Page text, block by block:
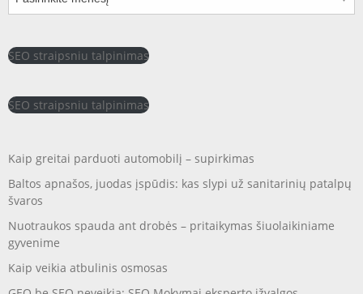
SEO straipsniu talpinimas
SEO straipsniu talpinimas
Kaip greitai parduoti automobilį – supirkimas
Baltos apnašos, juodas įspūdis: kas slypi už sanitarinių patalpų
švaros
Nuotraukos spauda ant drobės – pritaikymas šiuolaikiniame
gyvenime
Kaip veikia atbulinis osmosas